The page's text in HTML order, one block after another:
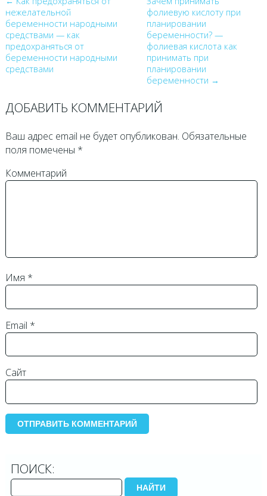
нежелательной
беременности народными
средствами — как
предохраняться от
беременности народными
средствами
фолиевую кислоту при
планировании
беременности? —
фолиевая кислота как
принимать при
планировании
беременности →
ДОБАВИТЬ КОММЕНТАРИЙ
Ваш адрес email не будет опубликован. Обязательные
поля помечены *
Комментарий
Имя *
Email *
Сайт
ПОИСК:
НАЙТИ